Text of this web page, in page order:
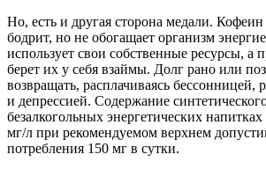
Но, есть и другая сторона медали. Кофеин
бодрит, но не обогащает организм
использует свои собственные ресурсы, а
берет их у себя взаймы. Долг рано или
возвращать, расплачиваясь бессонницей,
и депрессией. Содержание
безалкогольных энергетических напитках
мг/л при рекомендуемом верхнем
потребления 150 мг в сутки.